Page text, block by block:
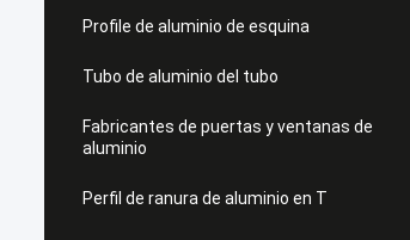
Profile de aluminio de esquina
Tubo de aluminio del tubo
Fabricantes de puertas y ventanas de
aluminio
Perfil de ranura de aluminio en T